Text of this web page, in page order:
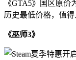
《GTA5》国区原价
历史最低价格，值得
《巫师3》